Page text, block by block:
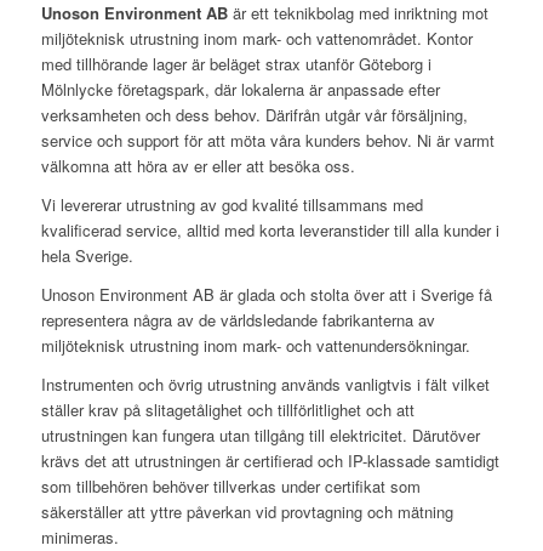
Unoson Environment ABär ett teknikbolag med inriktning mot
miljöteknisk utrustning inom mark- och vattenområdet. Kontor
med tillhörande lager är beläget strax utanför Göteborg i
Mölnlycke företagspark, där lokalerna är anpassade efter
verksamheten och dess behov. Därifrån utgår vår försäljning,
service och support för att möta våra kunders behov. Ni är varmt
välkomna att höra av er eller att besöka oss.
Vi levererar utrustning av god kvalité tillsammans med
kvalificerad service, alltid med korta leveranstider till alla kunder i
hela Sverige.
Unoson Environment AB är glada och stolta över att i Sverige få
representera några av de världsledande fabrikanterna av
miljöteknisk utrustning inom mark- och vattenundersökningar.
Instrumenten och övrig utrustning används vanligtvis i fält vilket
ställer krav på slitagetålighet och tillförlitlighet och att
utrustningen kan fungera utan tillgång till elektricitet. Därutöver
krävs det att utrustningen är certifierad och IP-klassade samtidigt
som tillbehören behöver tillverkas under certifikat som
säkerställer att yttre påverkan vid provtagning och mätning
minimeras.